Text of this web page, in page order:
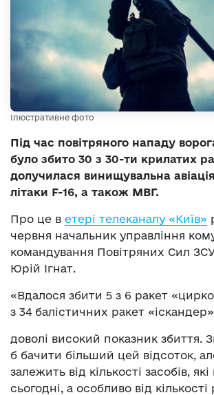
Ілюстративне фото
Під час повітряного нападу
було збито 30 з 30-ти крилатих
долучилася винищувальна
літаки F-16, а також МВГ.
Про це в етері телеканалу «Київ»
червня начальник управління
командування Повітряних Сил
Юрій Ігнат.
«Вдалося збити 5 з 6 ракет
з 34 балістичних ракет
доволі високий показник збиття.
б бачити більший цей відсоток,
залежить від кількості засобів, які
сьогодні, а особливо від кількості